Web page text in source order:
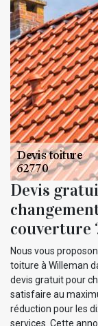
Devis
couverture
Nous vous
toiture à Willeman
devis gratuit pour
satisfaire au
réduction pour les
services. Cette